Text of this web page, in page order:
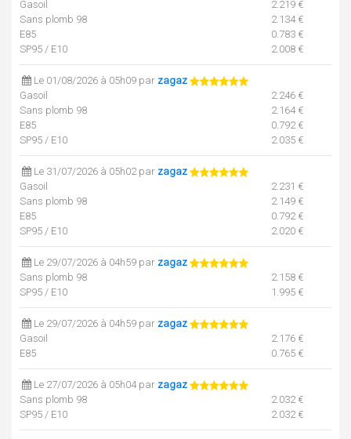
Gasoil
2.219 €
Sans plomb 98
2.134 €
E85
0.783 €
SP95 / E10
2.008 €
Le 01/08/2026 à 05h09 par zagaz
Gasoil
2.246 €
Sans plomb 98
2.164 €
E85
0.792 €
SP95 / E10
2.035 €
Le 31/07/2026 à 05h02 par zagaz
Gasoil
2.231 €
Sans plomb 98
2.149 €
E85
0.792 €
SP95 / E10
2.020 €
Le 29/07/2026 à 04h59 par zagaz
Sans plomb 98
2.158 €
SP95 / E10
1.995 €
Le 29/07/2026 à 04h59 par zagaz
Gasoil
2.176 €
E85
0.765 €
Le 27/07/2026 à 05h04 par zagaz
Sans plomb 98
2.032 €
SP95 / E10
2.032 €